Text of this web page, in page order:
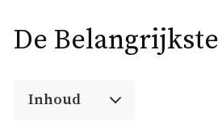
De
Inhoud